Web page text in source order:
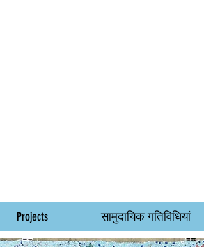
Projects सामुदायिक गतिविधियां